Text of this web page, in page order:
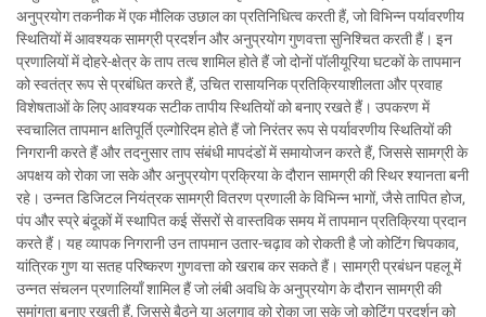
अनुप्रयोग तकनीक में एक मौलिक उछाल का प्रतिनिधित्व करती हैं, जो विभिन्न पर्यावरणीय
स्थितियों में आवश्यक सामग्री प्रदर्शन और अनुप्रयोग गुणवत्ता सुनिश्चित करती हैं। इन
प्रणालियों में दोहरे-क्षेत्र के ताप तत्व शामिल होते हैं जो दोनों पॉलीयूरिया घटकों के तापमान
को स्वतंत्र रूप से प्रबंधित करते हैं, उचित रासायनिक प्रतिक्रियाशीलता और प्रवाह
विशेषताओं के लिए आवश्यक सटीक तापीय स्थितियों को बनाए रखते हैं। उपकरण में
स्वचालित तापमान क्षतिपूर्ति एल्गोरिदम होते हैं जो निरंतर रूप से पर्यावरणीय स्थितियों की
निगरानी करते हैं और तदनुसार ताप संबंधी मापदंडों में समायोजन करते हैं, जिससे सामग्री के
अपक्षय को रोका जा सके और अनुप्रयोग प्रक्रिया के दौरान सामग्री की स्थिर श्यानता बनी
रहे। उन्नत डिजिटल नियंत्रक सामग्री वितरण प्रणाली के विभिन्न भागों, जैसे तापित होज,
पंप और स्प्रे बंदूकों में स्थापित कई सेंसरों से वास्तविक समय में तापमान प्रतिक्रिया प्रदान
करते हैं। यह व्यापक निगरानी उन तापमान उतार-चढ़ाव को रोकती है जो कोटिंग चिपकाव,
यांत्रिक गुण या सतह परिष्करण गुणवत्ता को खराब कर सकते हैं। सामग्री प्रबंधन पहलू में
उन्नत संचलन प्रणालियाँ शामिल हैं जो लंबी अवधि के अनुप्रयोग के दौरान सामग्री की
समांगता बनाए रखती हैं, जिससे बैठने या अलगाव को रोका जा सके जो कोटिंग प्रदर्शन को